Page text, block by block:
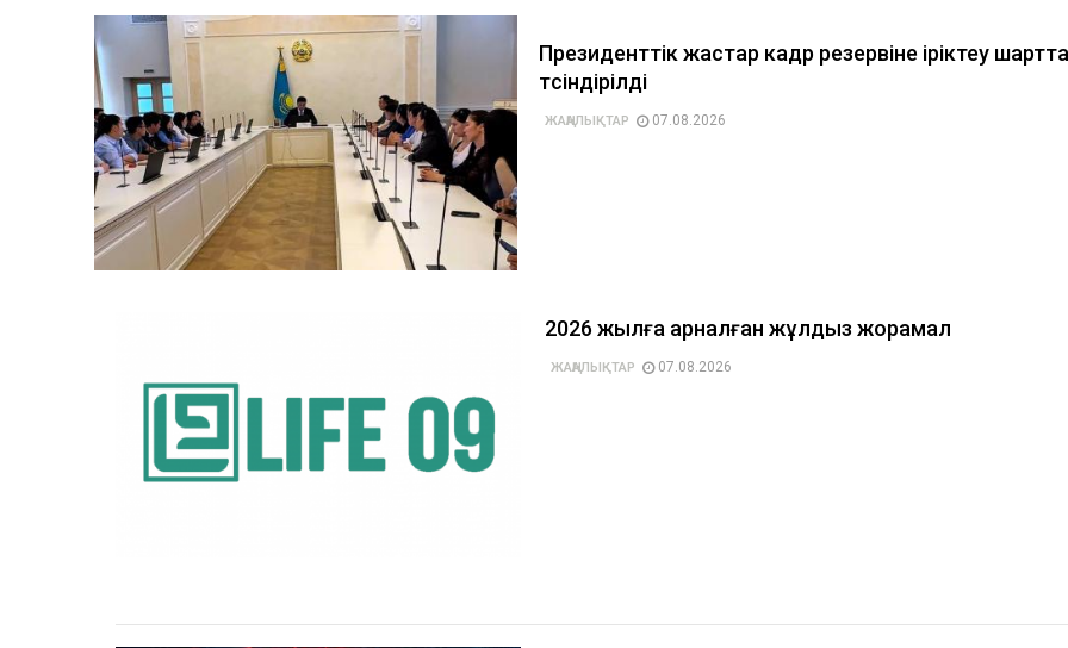
Президенттік жастар кадр резервіне іріктеу
түсіндірілді
ЖАҢАЛЫҚТАР 07.08.2026
2026 жылға арналған жұлдыз жорамал
ЖАҢАЛЫҚТАР 07.08.2026